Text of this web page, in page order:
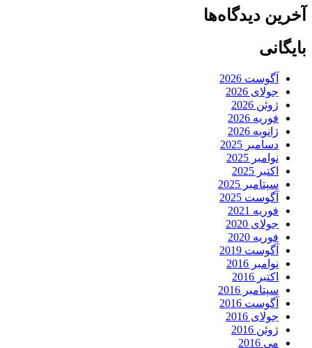
آخرین دیدگاه‌ها
بایگانی
آگوست 2026
جولای 2026
ژوئن 2026
فوریه 2026
ژانویه 2026
دسامبر 2025
نوامبر 2025
اکتبر 2025
سپتامبر 2025
آگوست 2025
فوریه 2021
جولای 2020
فوریه 2020
آگوست 2019
نوامبر 2016
اکتبر 2016
سپتامبر 2016
آگوست 2016
جولای 2016
ژوئن 2016
می 2016